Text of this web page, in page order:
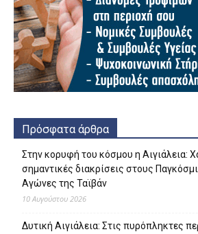
Πρόσφατα άρθρα
Στην κορυφή του κόσμου η Αιγιάλεια:
σημαντικές διακρίσεις στους
Αγώνες της Ταϊβάν
10 Αυγούστου 2026
Δυτική Αιγιάλεια: Στις πυρόπληκτες